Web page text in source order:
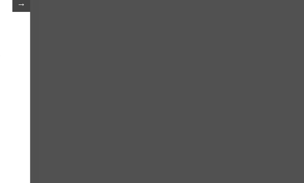
→